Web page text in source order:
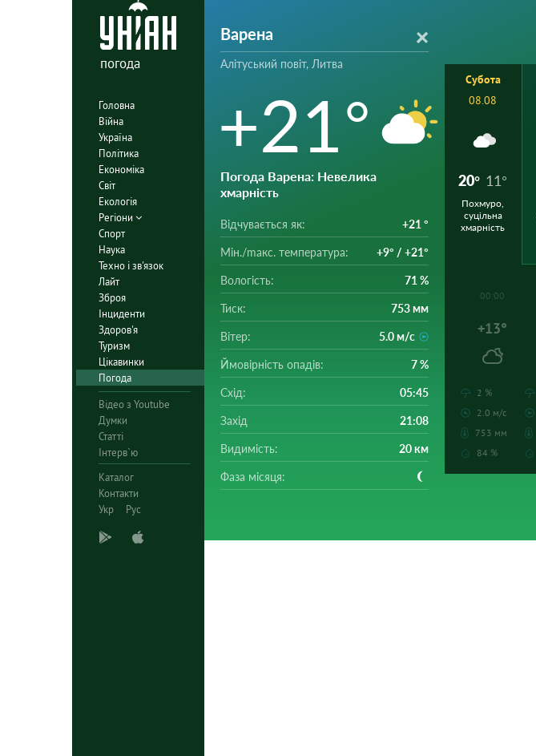
погода
Головна
Війна
Україна
Політика
Економіка
Світ
Екологія
Регіони
Спорт
Наука
Техно і зв'язок
Лайт
Зброя
Інциденти
Здоров'я
Туризм
Цікавинки
Погода
Відео з Youtube
Думки
Статті
Інтерв`ю
Каталог
Контакти
Укр
Рус
Варена
Алітуський повіт, Литва
+21°
Погода Варена: Невелика
хмарність
Відчувається як: +21 °
Мін./mакс. температура: +9° / +21°
Вологість: 71 %
Тиск: 753 мм
Вітер: 5.0 м/с
Ймовірність опадів: 7 %
Схід: 05:45
Захід 21:08
Видимість: 20 км
Фаза місяця:
Субота
08.08
20° 11°
Похмуро,
суцільна
хмарність
00:00
+13°
2 %
2.0 м/с
753 мм
84 %